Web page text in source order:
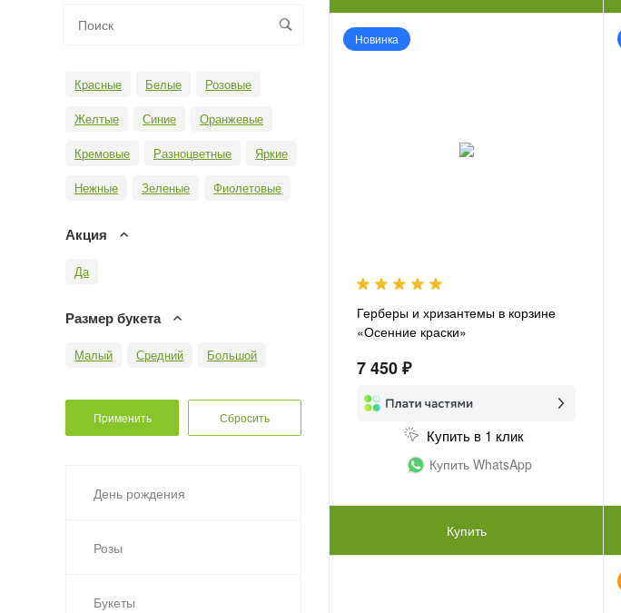
Красные Белые
Розовые
Желтые
Синие
Оранжевые
Кремовые
Разноцветные
Яркие
Нежные
Зеленые Фиолетовые
Акция
Да
Размер букета
Малый Средний Большой
День рождения
Розы
Букеты
Новинка
Герберы и хризантемы в корзине
«Осенние краски»
7 450 ₽
Купить в 1 клик
Купить WhatsApp
Купить